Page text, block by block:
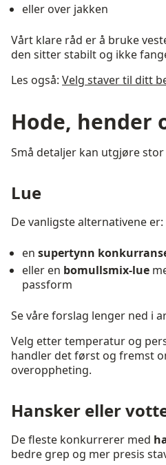
eller over jakken
Vårt klare råd er å bruke
den sitter stabilt og ikke
Les også: Velg staver til ditt
Hode, hender
Små detaljer kan utgjøre
Lue
De vanligste alternativene er:
en supertynn
eller en bomullsmix-lue
passform
Se våre forslag lenger ned i
Velg etter temperatur og
handler det først og fremst
overoppheting.
Hansker eller
De fleste konkurrerer med
bedre grep og mer presis